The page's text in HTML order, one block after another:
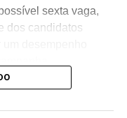
sexta vaga,
dos candidatos
esposa de
do Estado,